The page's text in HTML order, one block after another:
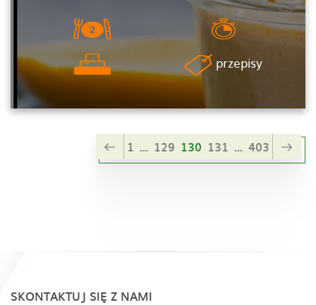
przepisy
1 ... 129 130 131 ... 403
SKONTAKTUJ SIĘ Z NAMI